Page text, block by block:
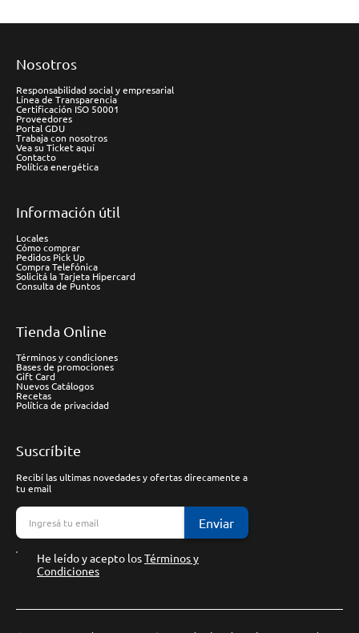
Nosotros
Responsabilidad social y empresarial
Línea de Transparencia
Certificación ISO 50001
Proveedores
Portal GDU
Trabaja con nosotros
Vea su Ticket aquí
Contacto
Política energética
Información útil
Locales
Cómo comprar
Pedidos Pick Up
Compra Telefónica
Solicitá la Tarjeta Hipercard
Consulta de Puntos
Tienda Online
Términos y condiciones
Bases de promociones
Gift Card
Nuevos Catálogos
Recetas
Política de privacidad
Suscríbite
Recibí las ultimas novedades y ofertas direcamente a
tu email
Enviar
He leído y acepto losTérminos y
Condiciones